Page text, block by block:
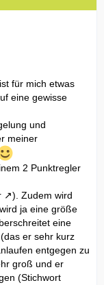
für mich etwas
eine gewisse
und
meiner
2 Punktregler
). Zudem wird
ja eine größe
eine
er sehr kurz
entgegen zu
groß und er
(Stichwort